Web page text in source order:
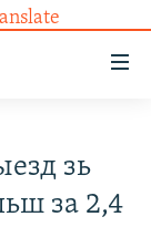
зь
за 2,4